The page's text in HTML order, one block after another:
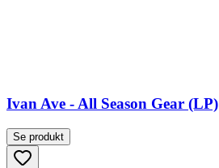
Ivan Ave - All Season Gear (LP)
Se produkt